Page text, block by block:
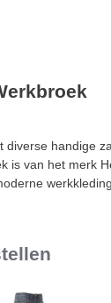
diverse handige
is van het merk